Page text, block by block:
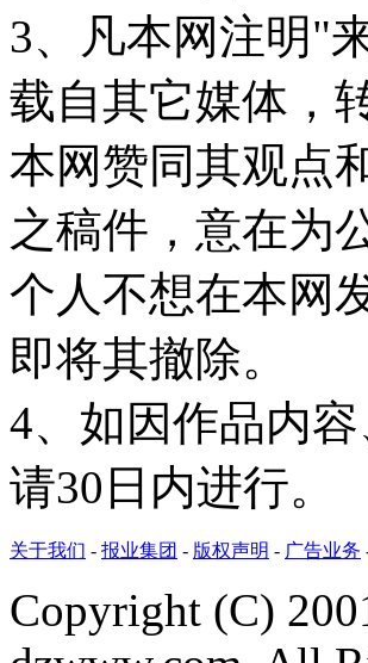
3、凡本网注明"
载自其它媒体，
本网赞同其观点
之稿件，意在为
个人不想在本网
即将其撤除。
4、如因作品内
请30日内进行。
关于我们 - 报业集团 - 版权声明 - 广告业务
Copyright (C)